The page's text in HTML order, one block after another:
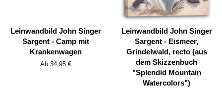
Leinwandbild John Singer
Sargent - Camp mit
Krankenwagen
Ab 34,95 €
Leinwandbild John Singer
Sargent - Eismeer,
Grindelwald, recto (aus
dem Skizzenbuch
"Splendid Mountain
Watercolors")